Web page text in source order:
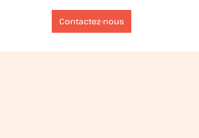
Contactez-nous